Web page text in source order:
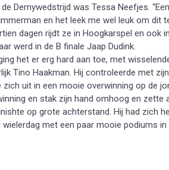
Dernywedstrijd was Tessa Neefjes.
en het leek me wel leuk om dit
dagen rijdt ze in Hoogkarspel en ook
werd in de B finale Jaap Dudink.
het er erg hard aan toe, met
Tino Haakman. Hij controleerde met
zich uit in een mooie overwinning op de
en stak zijn hand omhoog en zette
op grote achterstand. Hij had zich
wielerdag met een paar mooie podiums in